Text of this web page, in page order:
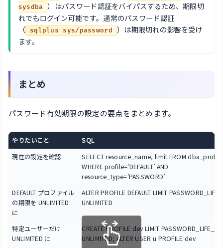
sysdba
）はパスワード認証をバイパスするため、期限切
れでもログイン可能です。通常のパスワード認証
（
sqlplus sys/password
）は期限切れの影響を受け
ます。
まとめ
パスワード有効期限の設定の要点をまとめます。
やりたいこと
SQL
現在の設定を確認
SELECT resource_name, limit FROM
WHERE profile=’DEFAULT’ AND
resource_type=’PASSWORD’
DEFAULT プロファイル
の期限を UNLIMITED
に
ALTER PROFILE DEFAULT LIMIT
UNLIMITED
特定ユーザーだけ
UNLIMITED に
CREATE PROFILE dev LIMIT
UNLIMITED; ALTER USER u PROFILE dev